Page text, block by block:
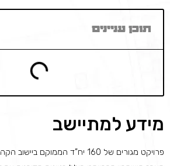
תוכן עניינים
מידע למתיישב
פרויקט מגורים של 160 יח”ד הממוקם